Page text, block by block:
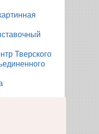
Тверского